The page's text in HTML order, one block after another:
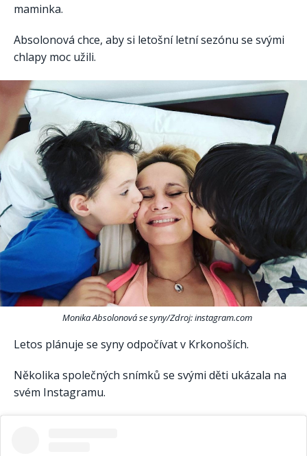
maminka.
Absolonová chce, aby si letošní letní sezónu se svými
chlapy moc užili.
Monika Absolonová se syny/Zdroj: instagram.com
Letos plánuje se syny odpočívat v Krkonoších.
Několika společných snímků se svými děti ukázala na
svém Instagramu.